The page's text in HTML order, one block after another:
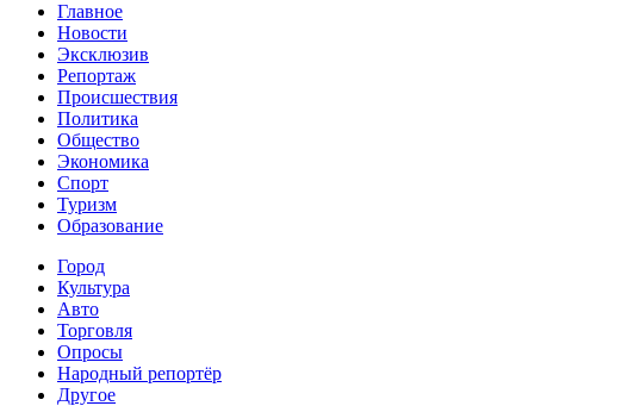
Главное
Новости
Эксклюзив
Репортаж
Происшествия
Политика
Общество
Экономика
Спорт
Туризм
Образование
Город
Культура
Авто
Торговля
Опросы
Народный репортёр
Другое